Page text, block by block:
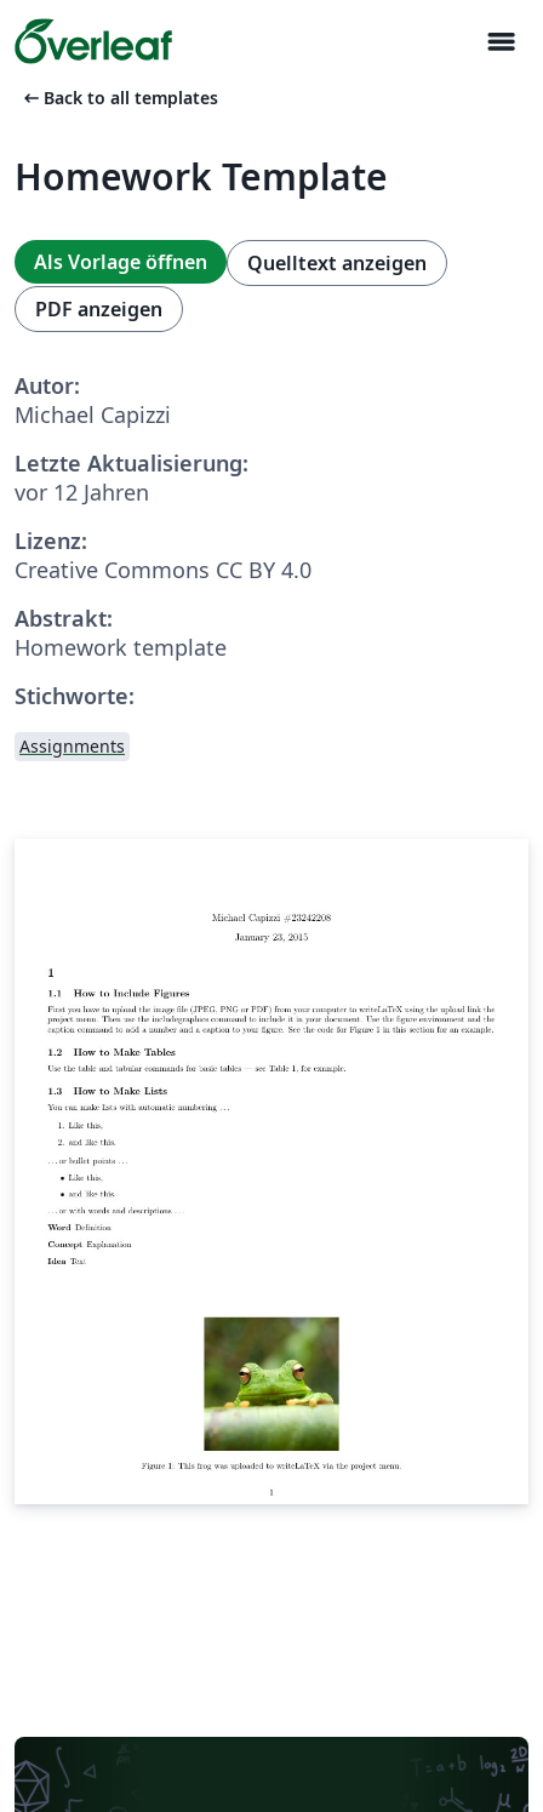
menu
arrow_left_alt Back to all templates
Homework Template
Als Vorlage öffnen
Quelltext anzeigen
PDF anzeigen
Autor:
Michael Capizzi
Letzte Aktualisierung:
vor 12 Jahren
Lizenz:
Creative Commons CC BY 4.0
Abstrakt:
Homework template
Stichworte:
Assignments